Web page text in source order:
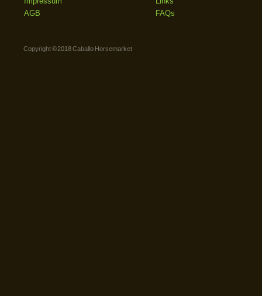
AGB
FAQs
Copyright © 2018 Caballo Horsemarket